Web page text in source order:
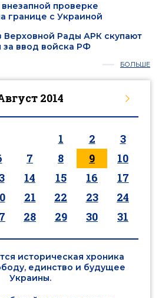
проверке
границе с Украиной
Верховной Рады АРК скупают
за ввод войска РФ
БОЛЬШЕ
2014
1 2
3
7 8 9
10
14 15 16
17
21 22 23
24
28 29 30 31
историческая хроника
единство и будущее
Украины.